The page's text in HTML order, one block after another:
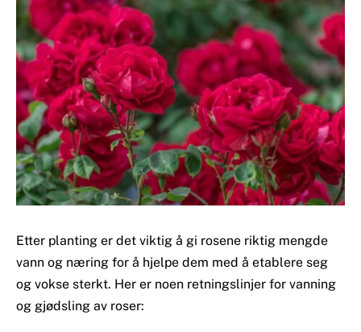
Etter planting er det viktig å gi rosene riktig mengde
vann og næring for å hjelpe dem med å etablere seg
og vokse sterkt. Her er noen retningslinjer for vanning
og gjødsling av roser: